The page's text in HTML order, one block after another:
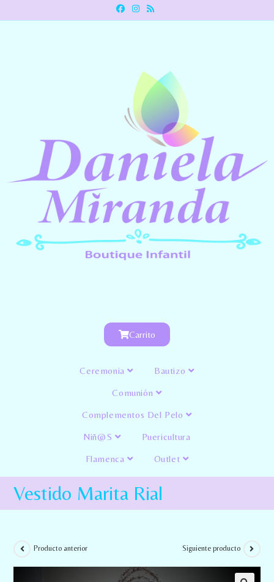
Carrito
Ceremonia Bautizo
Comunión
Complementos Del Pelo
Niñ@s Puericultura
Flamenca Outlet
Vestido Marita Rial
Producto anterior Siguiente producto